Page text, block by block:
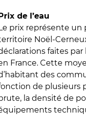
de l’eau
prix représente un
Noël-
faites par
France. Cette
des
de plusieurs
la densité de